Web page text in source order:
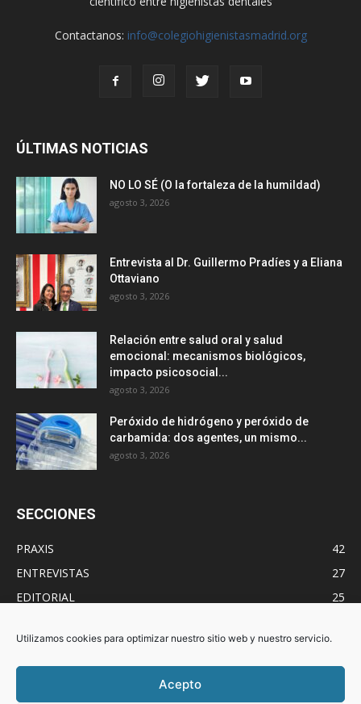
Utilizamos cookies para optimizar nuestro sitio web y nuestro servicio.
Acepto
Contactanos: info@colegiohigienistasmadrid.org
ÚLTIMAS NOTICIAS
NO LO SÉ (O la fortaleza de la humildad)
agosto 3, 2026
Entrevista al Dr. Guillermo Pradíes y a Eliana
Ottaviano
agosto 3, 2026
Relación entre salud oral y salud
emocional: mecanismos biológicos,
impacto psicosocial...
agosto 3, 2026
Peróxido de hidrógeno y peróxido de
carbamida: dos agentes, un mismo...
agosto 3, 2026
SECCIONES
PRAXIS
42
ENTREVISTAS
27
EDITORIAL
25
GESTIONA-Tⓔ
Higienistas
11